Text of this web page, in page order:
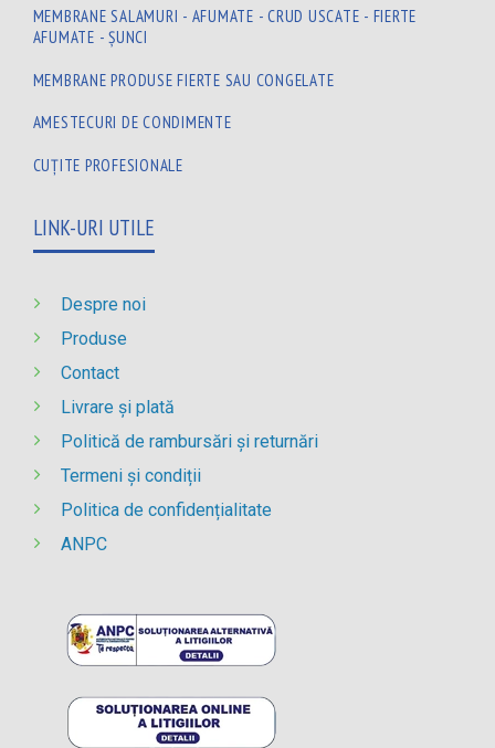
MEMBRANE SALAMURI - AFUMATE - CRUD USCATE - FIERTE
AFUMATE - ȘUNCI
MEMBRANE PRODUSE FIERTE SAU CONGELATE
AMESTECURI DE CONDIMENTE
CUȚITE PROFESIONALE
LINK-URI UTILE
Despre noi
Produse
Contact
Livrare și plată
Politică de rambursări și returnări
Termeni și condiții
Politica de confidențialitate
ANPC